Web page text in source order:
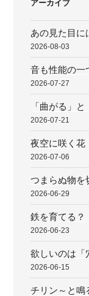
ン
アーカイブ
あの見た目に
2026-08-03
音も性能の一
2026-07-27
「曲がる」
2026-07-21
夜空に咲く花
2026-07-06
つまらぬ物を
2026-06-29
鉄を育てる？
2026-06-23
欲しいのは「
2026-06-15
チリン～と鳴